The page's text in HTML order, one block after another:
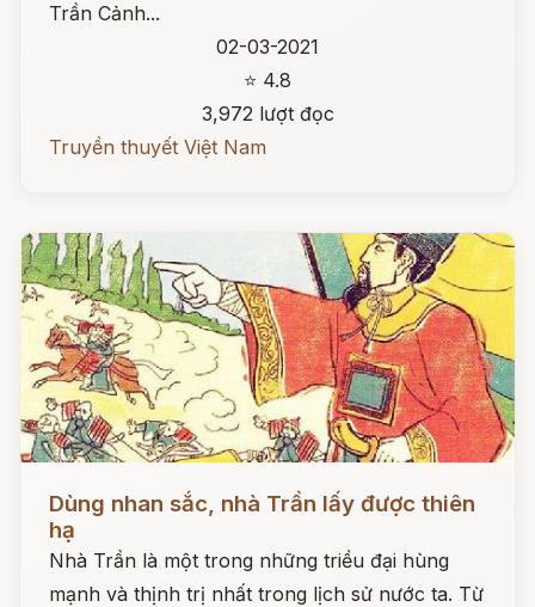
Trần Cảnh...
02-03-2021
⭐ 4.8
3,972 lượt đọc
Truyền thuyết Việt Nam
Dùng nhan sắc, nhà Trần lấy được thiên
hạ
Nhà Trần là một trong những triều đại hùng
mạnh và thịnh trị nhất trong lịch sử nước ta. Từ